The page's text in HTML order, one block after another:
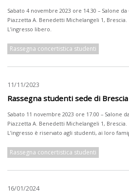
Sabato 4 novembre 2023 ore 14.30 – Salone
Piazzetta A. Benedetti Michelangeli 1, Brescia.
L’ingresso libero.
Rassegna concertistica studenti
11/11/2023
Rassegna studenti sede di
Sabato 11 novembre 2023 ore 17.00 – Salone
Piazzetta A. Benedetti Michelangeli 1, Brescia.
L’ingresso è riservato agli studenti, ai loro
Rassegna concertistica studenti
16/01/2024